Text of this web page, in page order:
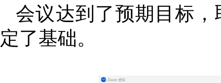
会议达到了预期目标
定了基础。